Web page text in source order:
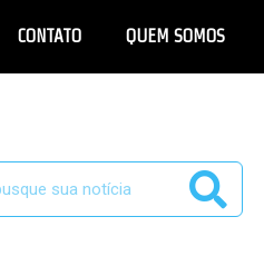
CONTATO QUEM SOMOS